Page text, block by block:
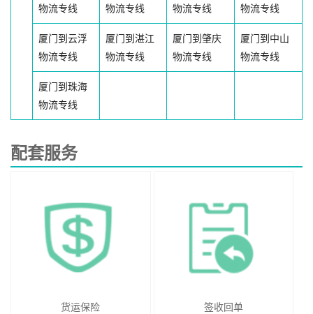
物流专线
物流专线
物流专线
物流专线
厦门到云浮
物流专线
厦门到湛江
物流专线
厦门到肇庆
物流专线
厦门到中山
物流专线
厦门到珠海
物流专线
配套服务
货运保险 签收回单